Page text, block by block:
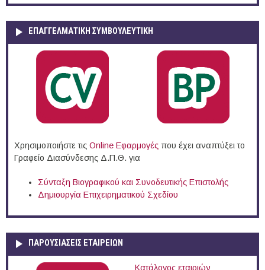
ΕΠΑΓΓΕΛΜΑΤΙΚΉ ΣΥΜΒΟΥΛΕΥΤΙΚΉ
Χρησιμοποιήστε τις Online Eφαρμογές που έχει αναπτύξει το
Γραφείο Διασύνδεσης Δ.Π.Θ. για
Σύνταξη Βιογραφικού και Συνοδευτικής Επιστολής
Δημιουργία Επιχειρηματικού Σχεδίου
ΠΑΡΟΥΣΙΆΣΕΙΣ ΕΤΑΙΡΕΙΏΝ
Κατάλογος εταιριών